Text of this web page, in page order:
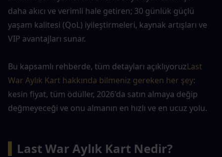
daha akıcı ve verimli hale getiren; 30 günlük güçlü
yaşam kalitesi (QoL) iyileştirmeleri, kaynak artışları ve
VIP avantajları sunar.
Bu kapsamlı rehberde, tüm detayları açıklıyoruzLast
War Aylık Kart hakkında bilmeniz gereken her şey:
kesin fiyat, tüm ödüller, 2026'da satın almaya değip
değmeyeceği ve onu almanın en hızlı ve en ucuz yolu.
Last War Aylık Kart Nedir?